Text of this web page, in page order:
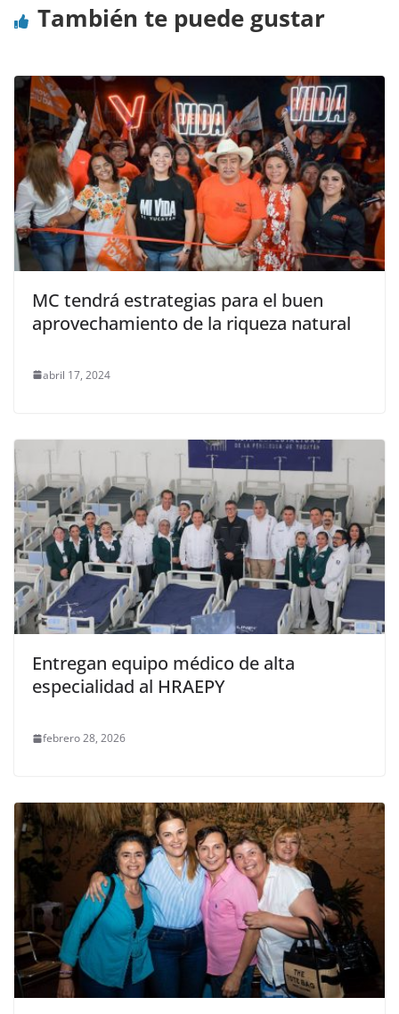
También te puede gustar
MC tendrá estrategias para el buen
aprovechamiento de la riqueza natural
abril 17, 2024
Entregan equipo médico de alta
especialidad al HRAEPY
febrero 28, 2026